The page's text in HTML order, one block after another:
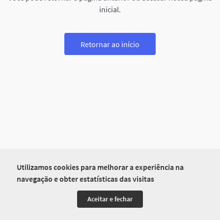
Utilizamos cookies para melhorar a experiência na
navegação e obter estatísticas das visitas
Aceitar e fechar
inicial.
Retornar ao início